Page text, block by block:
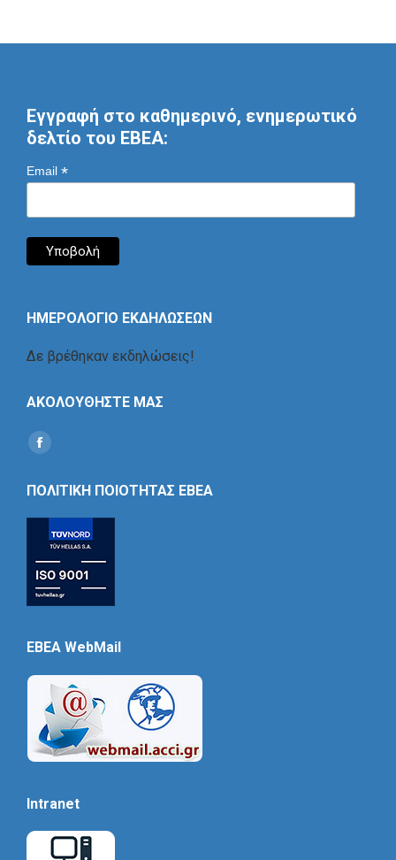
Εγγραφή στο καθημερινό, ενημερωτικό
δελτίο του ΕΒΕΑ:
Email *
ΗΜΕΡΟΛΟΓΙΟ ΕΚΔΗΛΩΣΕΩΝ
Δε βρέθηκαν εκδηλώσεις!
ΑΚΟΛΟΥΘΗΣΤΕ ΜΑΣ
Find us on:
Social
ΠΟΛΙΤΙΚΗ ΠΟΙΟΤΗΤΑΣ ΕΒΕΑ
EBEA WebMail
Intranet